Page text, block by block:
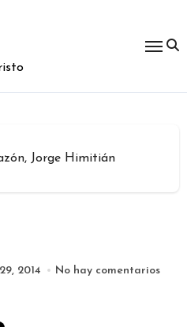
Jorge Himitián
2014 No hay comentarios